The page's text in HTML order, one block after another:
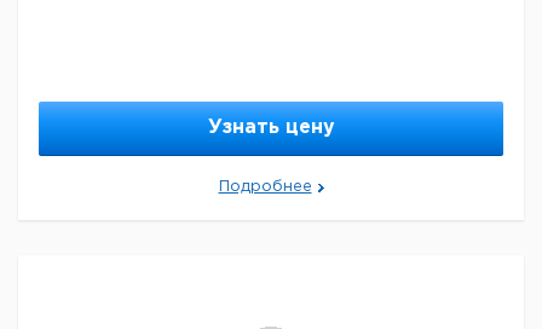
Узнать цену
Подробнее